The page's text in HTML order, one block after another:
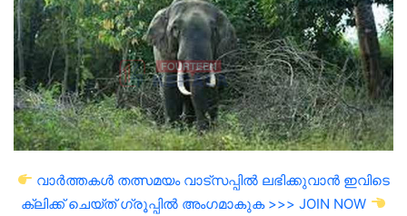
വാർത്തകൾ തത്സമയം വാട്സപ്പിൽ ലഭിക്കുവാൻ ഇവിടെ
ക്ലിക്ക് ചെയ്ത് ഗ്രൂപ്പിൽ അംഗമാകുക >>> JOIN NOW